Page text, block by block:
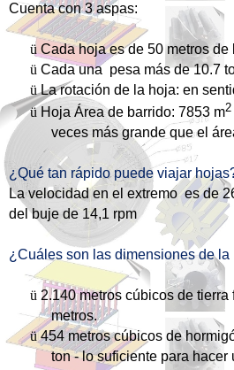
Cuenta con 3 aspas:
ü Cada hoja es de 50 metros de
ü Cada una pesa más de 10.7
ü La rotación de la hoja: en
ü Hoja Área de barrido: 7853 m2
veces más grande que el
¿Qué tan rápido puede viajar
La velocidad en el extremo es de
del buje de 14,1 rpm
¿Cuáles son las dimensiones de la
ü 2.140 metros cúbicos de
metros.
ü 454 metros cúbicos de
ton - lo suficiente para hacer